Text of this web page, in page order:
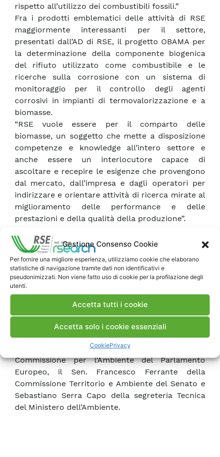
Gestione Consenso Cookie
Per fornire una migliore esperienza, utilizziamo cookie che elaborano
statistiche di navigazione tramite dati non identificativi e
pseudonimizzati. Non viene fatto uso di cookie per la profilazione degli
utenti.
Accetta tutti i cookie
Accetta solo i cookie essenziali
CookiePrivacy
rispetto all’utilizzo dei combustibili fossili.”
Fra i prodotti emblematici delle attività di RSE
maggiormente interessanti per il settore,
presentati dall’AD di RSE, il progetto OBAMA per
la determinazione della componente biogenica
del rifiuto utilizzato come combustibile e le
ricerche sulla corrosione con un sistema di
monitoraggio per il controllo degli agenti
corrosivi in impianti di termovalorizzazione e a
biomasse.
“RSE vuole essere per il comparto delle
biomasse, un soggetto che mette a disposizione
competenze e knowledge all’intero settore e
anche essere un interlocutore capace di
ascoltare e recepire le esigenze che provengono
dal mercato, dall’impresa e dagli operatori per
indirizzare e orientare attività di ricerca mirate al
miglioramento delle performance e delle
prestazioni e della qualità della produzione”.
Foreste della Regione Toscana Salvadori che ha
ricordato l’apporto svolto in ormai circa 40
impianti per calore presenti in regione e
l’impegno dedicato all’ulteriore sviluppo di una
decina di impianti a cogenerazione con filiera
corta e a una campagna di informazione e
preconcetti e gli stereotipi rispetto alla
costruzione di nuovi impianti.
Sono intervenuti anche l’On. Vittorio Prodi, della
Commissione per l’Ambiente del Parlamento
Europeo, il Sen. Francesco Ferrante della
Commissione Territorio e Ambiente del Senato e
Sebastiano Serra Capo della segreteria Tecnica
del Ministero dell’Ambiente.